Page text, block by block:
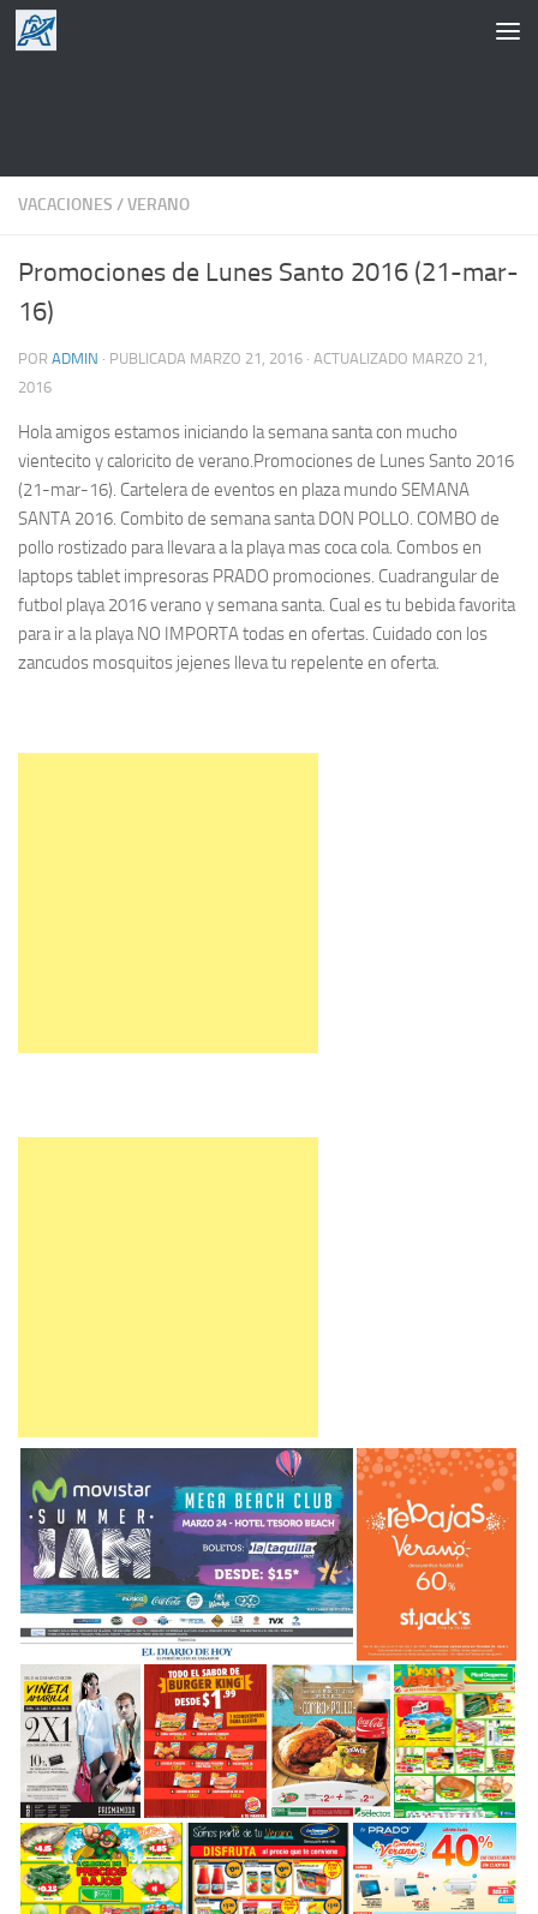
Saltar al contenido
VACACIONES /VERANO
Promociones de Lunes Santo 2016 (21-mar-
16)
POR ADMIN · PUBLICADA MARZO 21, 2016 · ACTUALIZADO MARZO 21,
2016
Hola amigos estamos iniciando la semana santa con mucho
vientecito y caloricito de verano.Promociones de Lunes Santo 2016
(21-mar-16). Cartelera de eventos en plaza mundo SEMANA
SANTA 2016. Combito de semana santa DON POLLO. COMBO de
pollo rostizado para llevara a la playa mas coca cola. Combos en
laptops tablet impresoras PRADO promociones. Cuadrangular de
futbol playa 2016 verano y semana santa. Cual es tu bebida favorita
para ir a la playa NO IMPORTA todas en ofertas. Cuidado con los
zancudos mosquitos jejenes lleva tu repelente en oferta.